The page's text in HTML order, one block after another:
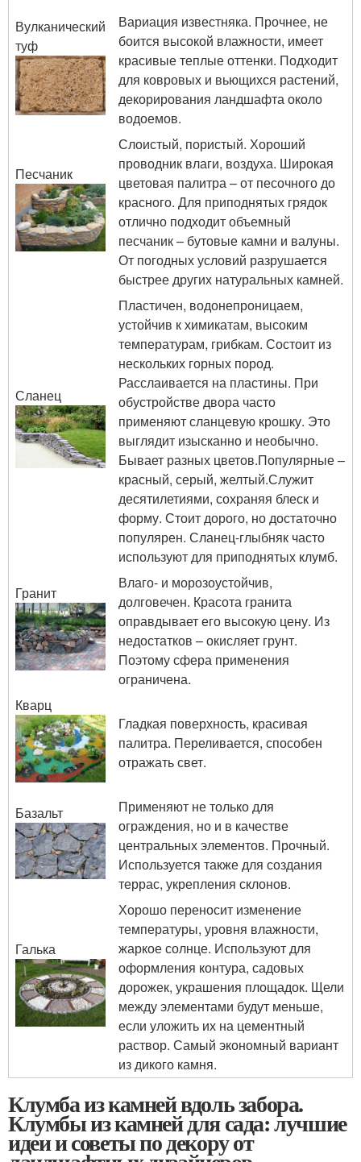
Вулканический
туф
Вариация известняка. Прочнее, не
боится высокой влажности, имеет
красивые теплые оттенки. Подходит
для ковровых и вьющихся растений,
декорирования ландшафта около
водоемов.
Песчаник
Слоистый, пористый. Хороший
проводник влаги, воздуха. Широкая
цветовая палитра – от песочного до
красного. Для приподнятых грядок
отлично подходит объемный
песчаник – бутовые камни и валуны.
От погодных условий разрушается
быстрее других натуральных камней.
Сланец
Пластичен, водонепроницаем,
устойчив к химикатам, высоким
температурам, грибкам. Состоит из
нескольких горных пород.
Расслаивается на пластины. При
обустройстве двора часто
применяют сланцевую крошку. Это
выглядит изысканно и необычно.
Бывает разных цветов.Популярные –
красный, серый, желтый.Служит
десятилетиями, сохраняя блеск и
форму. Стоит дорого, но достаточно
популярен. Сланец-глыбняк часто
используют для приподнятых клумб.
Гранит
Влаго- и морозоустойчив,
долговечен. Красота гранита
оправдывает его высокую цену. Из
недостатков – окисляет грунт.
Поэтому сфера применения
ограничена.
Кварц
Гладкая поверхность, красивая
палитра. Переливается, способен
отражать свет.
Базальт
Применяют не только для
ограждения, но и в качестве
центральных элементов. Прочный.
Используется также для создания
террас, укрепления склонов.
Галька
Хорошо переносит изменение
температуры, уровня влажности,
жаркое солнце. Используют для
оформления контура, садовых
дорожек, украшения площадок. Щели
между элементами будут меньше,
если уложить их на цементный
раствор. Самый экономный вариант
из дикого камня.
Клумба из камней вдоль забора.
Клумбы из камней для сада: лучшие
идеи и советы по декору от